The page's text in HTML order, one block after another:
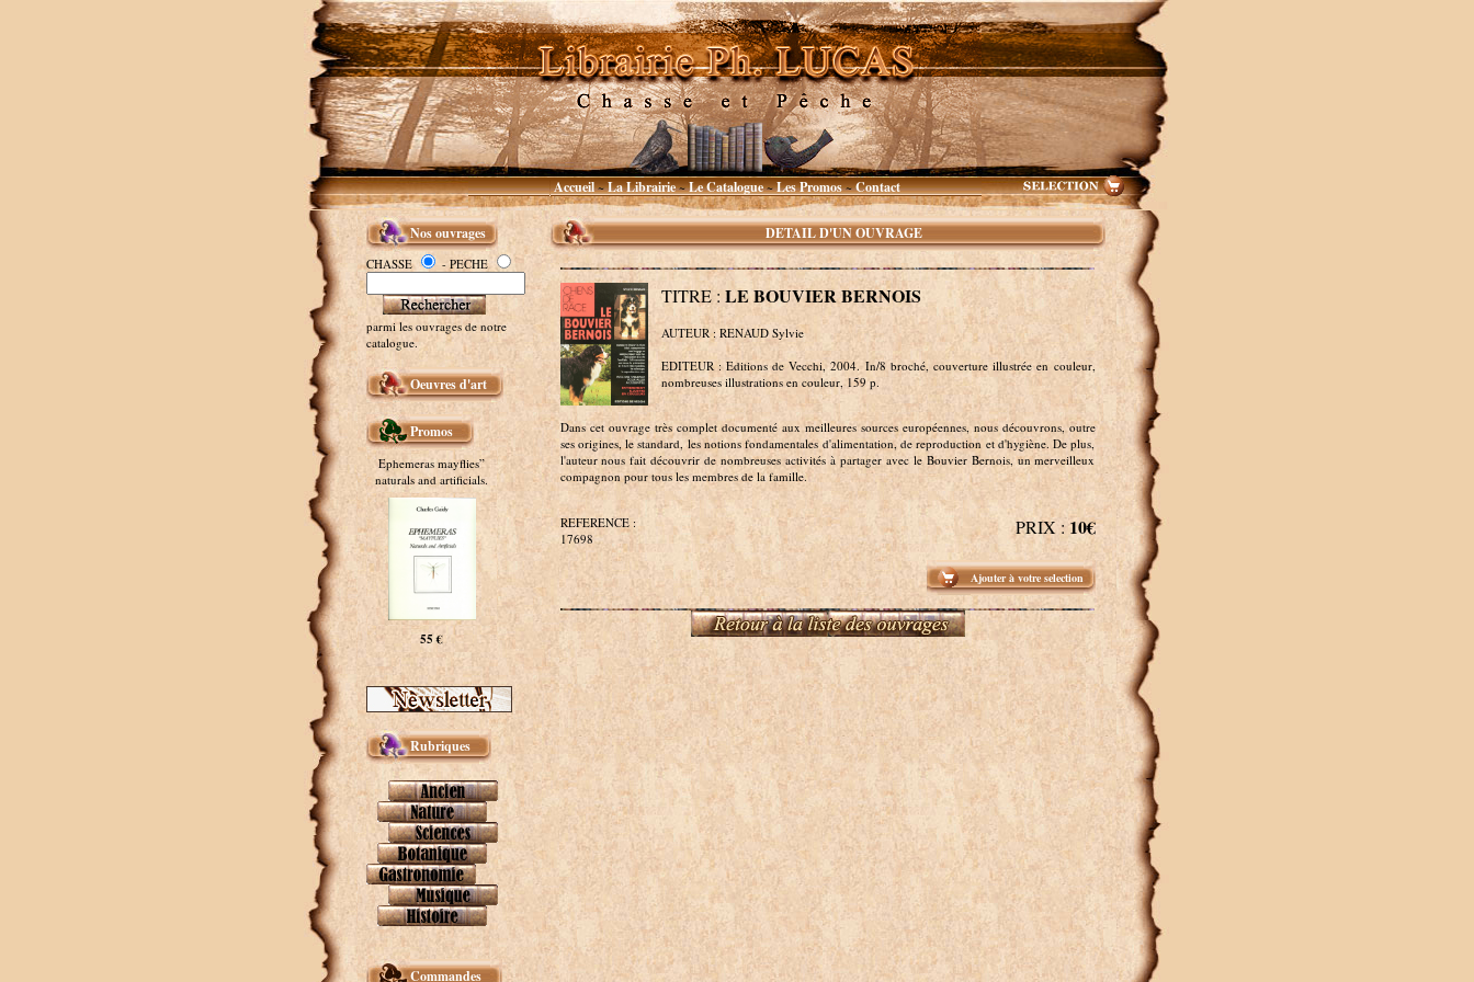
Accueil~La Librairie~Le Catalogue~Les Promos~Contact
Nos ouvrages
CHASSE - PECHE
parmi les ouvrages de notre
catalogue.
Oeuvres d'art
Promos
Ephemeras mayflies”
naturals and artificials.
55 €
Rubriques
Commandes
DETAIL D'UN OUVRAGE
TITRE : LE BOUVIER BERNOIS
AUTEUR : RENAUD Sylvie
EDITEUR : Editions de Vecchi, 2004. In/8 broché, couverture illustrée en couleur,
nombreuses illustrations en couleur, 159 p.
Dans cet ouvrage très complet documenté aux meilleures sources européennes, nous découvrons, outre
ses origines, le standard, les notions fondamentales d'alimentation, de reproduction et d'hygiène. De plus,
l'auteur nous fait découvrir de nombreuses activités à partager avec le Bouvier Bernois, un merveilleux
compagnon pour tous les membres de la famille.
REFERENCE :
17698
PRIX :10€
Ajouter à votre selection